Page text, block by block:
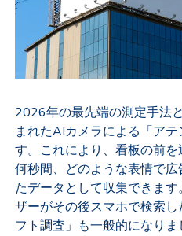
2026年の最先端の測定手法
まれたAIカメラによる「ア
す。これにより、看板の前を
何秒間、どのような表情で
たデータとして収集できま
ザーがその後スマホで検索
フト調査」も一般的になりま